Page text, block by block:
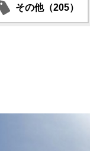
その他（205）